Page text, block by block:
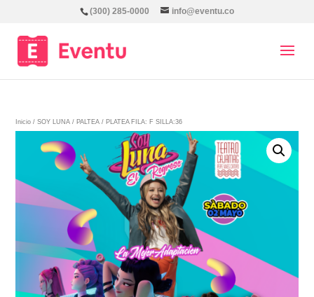
(300) 285-0000 info@eventu.co
Inicio /SOY LUNA / PALTEA / PLATEA FILA: F SILLA:36